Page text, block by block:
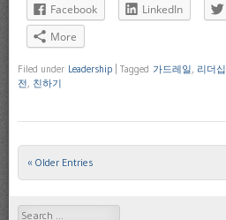
Facebook LinkedIn
More
Filed under Leadership Tagged 가드레일, 리더십
전, 친하기
Post navigation
« Older Entries
Search